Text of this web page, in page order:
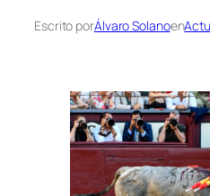
Escrito porÁlvaro Solanoen